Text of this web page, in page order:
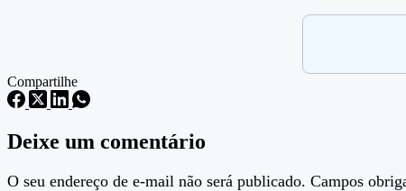
Compartilhe
Deixe um comentário
O seu endereço de e-mail não será publicado. Campos